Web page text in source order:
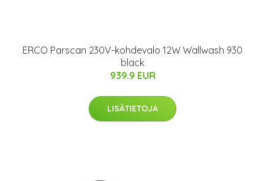
ERCO Parscan 230V-kohdevalo 12W Wallwash 930
black
939.9 EUR
LISÄTIETOJA